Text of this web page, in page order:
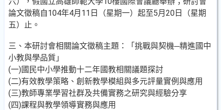
論文徵稿自104年4月11日（星期一）起至5月20日（星期
五）止。
三、本研討會相關論文徵稿主題：「挑戰與契機─精進國中
小教與學品質」
(一)國民中小學推動十二年國教相關議題探討
(二)有效教學策略、創新教學模組與多元評量實例與應用
(三)教師專業學習社群及共備實務之研究與經驗分享
(四)課程與教學領導實務與應用